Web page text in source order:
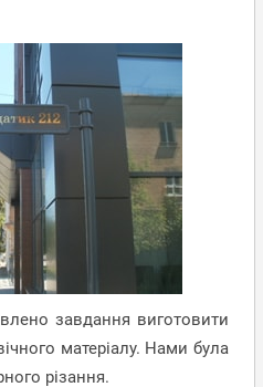
завдання виготовити
матеріалу. Нами була
різання.